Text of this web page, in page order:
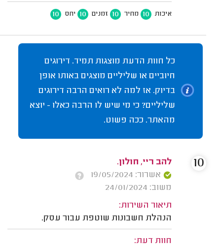
איכות 10 מחיר 10 זמנים 10 יחס 10
כל חוות הדעת מוצגות תמיד. דירוגים
חיוביים או שליליים מוצגים באותו אופן
בדיוק. אז למה לא רואים הרבה דירוגים
שליליים? כי מי שיש לו הרבה כאלו - יוצא
מהאתר. ככה פשוט.
להב ריי, חולון.
אשרור: 19/05/2024
משוב: 24/01/2024
תיאור השירות:
הנהלת חשבונות שוטפת עבור עסק.
חוות דעת:
10